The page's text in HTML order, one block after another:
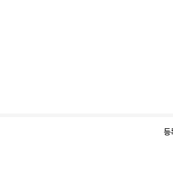
등